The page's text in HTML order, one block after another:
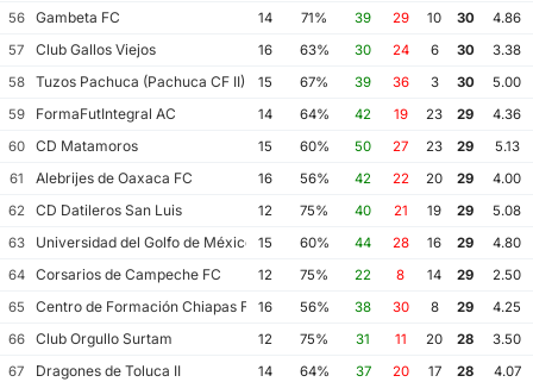
56
Gambeta FC 14 71% 39 29 10 30
4.86
57
Club Gallos Viejos 16 63% 30 24 6 30
3.38
58
Tuzos Pachuca (Pachuca CF II) 15 67% 39 36 3 30
5.00
59
FormaFutIntegral AC 14 64% 42 19 23 29
4.36
60
CD Matamoros 15 60% 50 27 23 29
5.13
61
Alebrijes de Oaxaca FC 16 56% 42 22 20 29
4.00
62
CD Datileros San Luis 12 75% 40 21 19 29
5.08
63
Universidad del Golfo de México FC
15 60% 44 28 16 29
4.80
64
Corsarios de Campeche FC 12 75% 22 8 14 29
2.50
65
Centro de Formación Chiapas Fútbol
16 56% 38 30 8 29
4.25
66
Club Orgullo Surtam 12 75% 31 11 20 28
3.50
67
Dragones de Toluca II 14 64% 37 20 17 28
4.07